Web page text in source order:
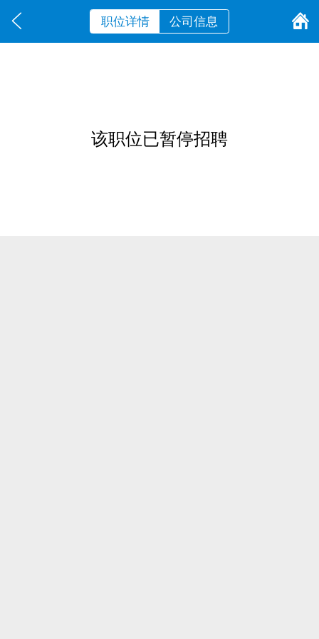
职位详情 公司信息
该职位已暂停招聘